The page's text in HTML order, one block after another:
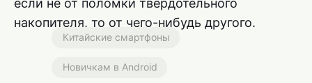
если не от поломки твердотельного
накопителя, то от чего-нибудь другого.
Китайские смартфоны
Новичкам в Android